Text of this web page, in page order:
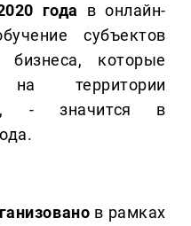
года в онлайн-
субъектов
которые
на территории
- значится в
в рамках